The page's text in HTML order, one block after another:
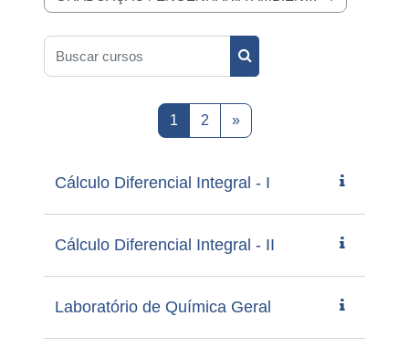
Categorias de Cursos
Buscar cursos
Buscar cursos
1 Página 1
2Página 2
»Próxima página
Cálculo Diferencial Integral - I
Cálculo Diferencial Integral - II
Laboratório de Química Geral